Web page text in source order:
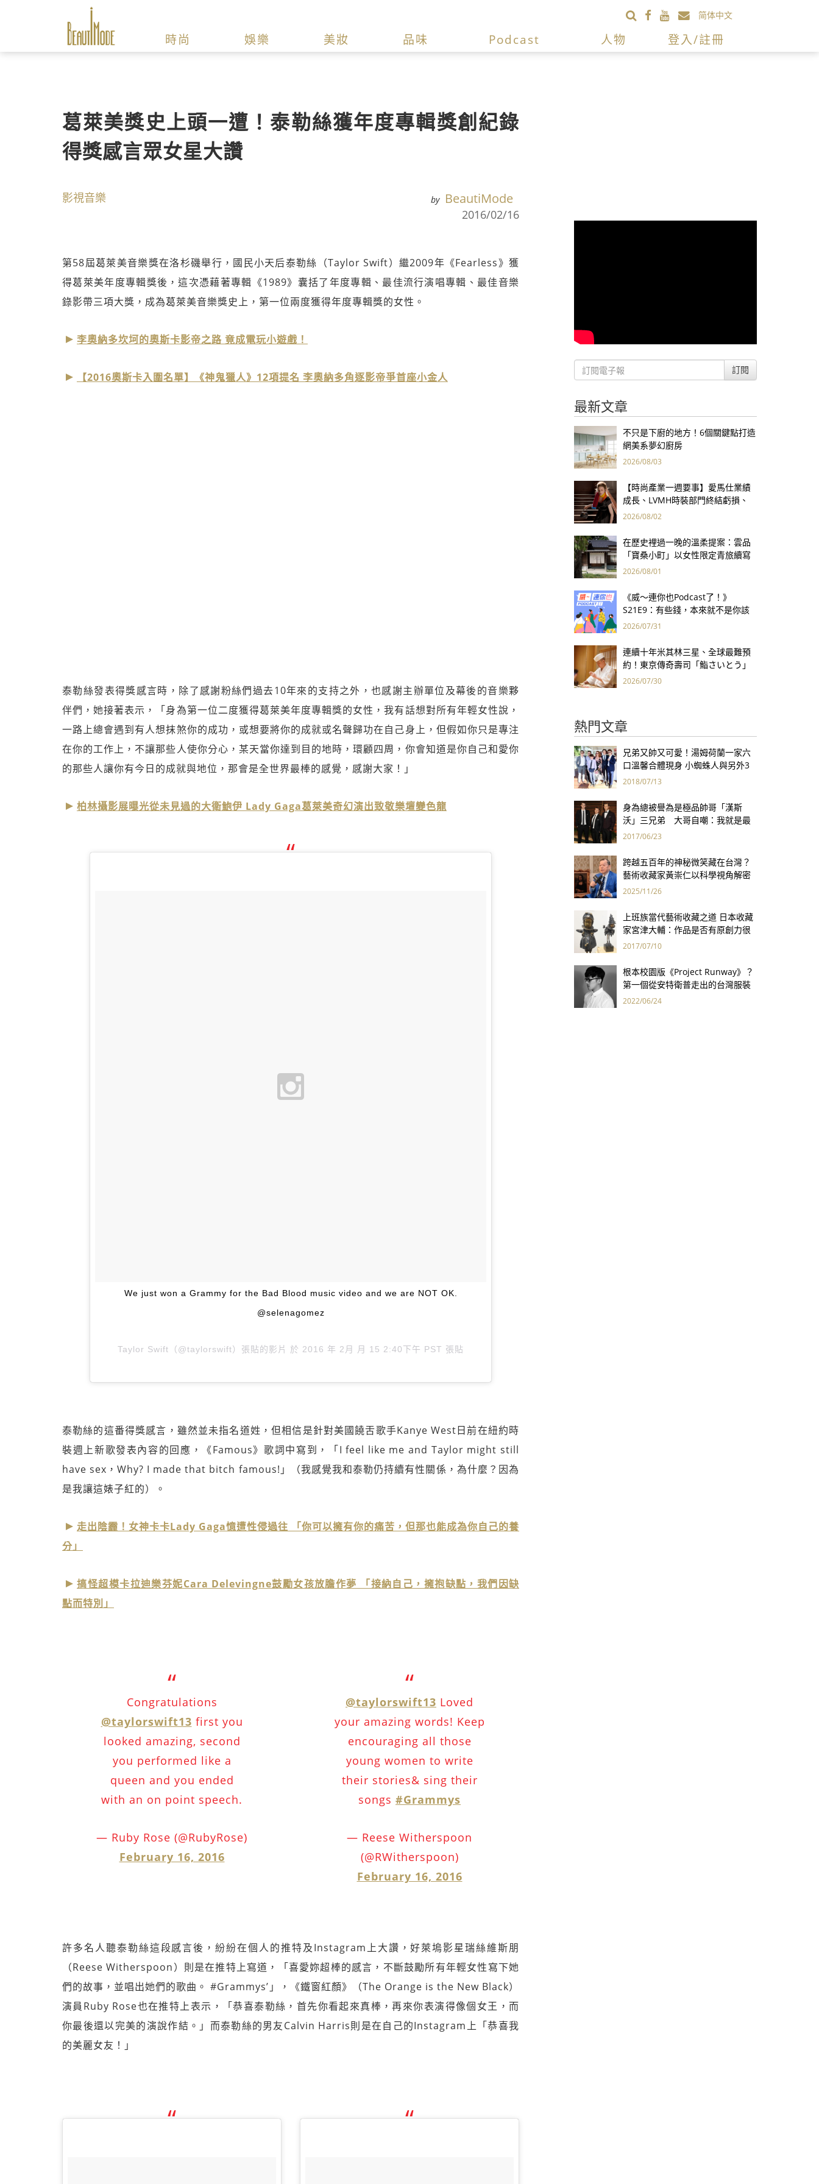
简体中文
時尚 娛樂 美妝 品味 Podcast 人物 登入/註冊
葛萊美獎史上頭一遭！泰勒絲獲年度專輯獎創紀錄
得獎感言眾女星大讚
影視音樂 by BeautiMode
2016/02/16
第58屆葛萊美音樂獎在洛杉磯舉行，國民小天后泰勒絲（Taylor Swift）繼2009年《Fearless》獲
得葛萊美年度專輯獎後，這次憑藉著專輯《1989》囊括了年度專輯、最佳流行演唱專輯、最佳音樂
錄影帶三項大獎，成為葛萊美音樂獎史上，第一位兩度獲得年度專輯獎的女性。
李奧納多坎坷的奧斯卡影帝之路 竟成電玩小遊戲！
【2016奧斯卡入圍名單】《神鬼獵人》12項提名 李奧納多角逐影帝爭首座小金人
泰勒絲發表得獎感言時，除了感謝粉絲們過去10年來的支持之外，也感謝主辦單位及幕後的音樂夥
伴們，她接著表示，「身為第一位二度獲得葛萊美年度專輯獎的女性，我有話想對所有年輕女性說，
一路上總會遇到有人想抹煞你的成功，或想要將你的成就或名聲歸功在自己身上，但假如你只是專注
在你的工作上，不讓那些人使你分心，某天當你達到目的地時，環顧四周，你會知道是你自己和愛你
的那些人讓你有今日的成就與地位，那會是全世界最棒的感覺，感謝大家！」
柏林攝影展曝光從未見過的大衛鮑伊 Lady Gaga葛萊美奇幻演出致敬樂壇變色龍
We just won a Grammy for the Bad Blood music video and we are NOT OK.
@selenagomez
Taylor Swift（@taylorswift）張貼的影片 於 2016 年 2月 月 15 2:40下午 PST 張貼
泰勒絲的這番得獎感言，雖然並未指名道姓，但相信是針對美國饒舌歌手Kanye West日前在紐約時
裝週上新歌發表內容的回應，《Famous》歌詞中寫到，「I feel like me and Taylor might still
have sex，Why? I made that bitch famous!」（我感覺我和泰勒仍持續有性關係，為什麼？因為
是我讓這婊子紅的）。
走出陰霾！女神卡卡Lady Gaga憶遭性侵過往 「你可以擁有你的痛苦，但那也能成為你自己的養
分」
搞怪超模卡拉迪樂芬妮Cara Delevingne鼓勵女孩放膽作夢 「接納自己，擁抱缺點，我們因缺
點而特別」
Congratulations
@taylorswift13 first you
looked amazing, second
you performed like a
queen and you ended
with an on point speech.
— Ruby Rose (@RubyRose)
February 16, 2016
@taylorswift13 Loved
your amazing words! Keep
encouraging all those
young women to write
their stories& sing their
songs #Grammys
— Reese Witherspoon
(@RWitherspoon)
February 16, 2016
許多名人聽泰勒絲這段感言後，紛紛在個人的推特及Instagram上大讚，好萊塢影星瑞絲維斯朋
（Reese Witherspoon）則是在推特上寫道，「喜愛妳超棒的感言，不斷鼓勵所有年輕女性寫下她
們的故事，並唱出她們的歌曲。 #Grammys’」，《鐵窗紅顏》（The Orange is the New Black）
演員Ruby Rose也在推特上表示，「恭喜泰勒絲，首先你看起來真棒，再來你表演得像個女王，而
你最後還以完美的演說作結。」而泰勒絲的男友Calvin Harris則是在自己的Instagram上「恭喜我
的美麗女友！」
訂閱
最新文章
不只是下廚的地方！6個關鍵點打造
網美系夢幻廚房
2026/08/03
【時尚產業一週要事】愛馬仕業績
成長、LVMH時裝部門終結虧損、
Kering轉型策略初現成效、Prada
2026/08/02
在歷史裡過一晚的溫柔提案：雲品
「寶桑小町」以女性限定青旅續寫
台東老屋記憶
2026/08/01
《威～連你也Podcast了！》
S21E9：有些錢，本來就不是你該
賺的——讀《一個投機者的告白》
2026/07/31
連續十年米其林三星、全球最難預
約！東京傳奇壽司「鮨さいとう」
為何破例首度來台？
2026/07/30
熱門文章
兄弟又帥又可愛！湯姆荷蘭一家六
口溫馨合體現身 小蜘蛛人與另外3
個弟弟感情超好！
2018/07/13
身為總被譽為是極品帥哥「漢斯
沃」三兄弟 大哥自嘲：我就是最
矮的那一個！
2017/06/23
跨越五百年的神秘微笑藏在台灣？
藝術收藏家黃崇仁以科學視角解密
「最年輕的蒙娜麗莎」
2025/11/26
上班族當代藝術收藏之道 日本收藏
家宮津大輔：作品是否有原創力很
重要
2017/07/10
根本校園版《Project Runway》？
第一個從安特衛普走出的台灣服裝
設計師
2022/06/24